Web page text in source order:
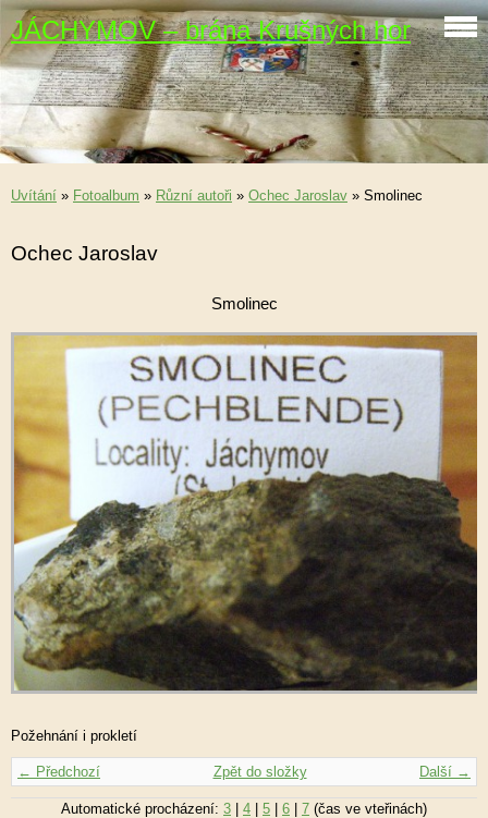
JÁCHYMOV – brána Krušných hor
Uvítání » Fotoalbum » Různí autoři » Ochec Jaroslav » Smolinec
Ochec Jaroslav
Smolinec
Požehnání i prokletí
← Předchozí Další →
Zpět do složky
Automatické procházení: 3 | 4 | 5 | 6 | 7 (čas ve vteřinách)